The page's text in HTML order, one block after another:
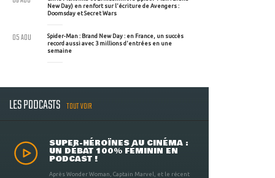
New Day) en renfort sur l'écriture de Avengers :
Doomsday et Secret Wars
Spider-Man : Brand New Day : en France, un succès
record aussi avec 3 millions d'entrées en une
semaine
05 AOU
LES PODCASTS TOUT VOIR
SUPER-HÉROÏNES AU CINÉMA :
UN DÉBAT 100% FÉMININ EN
PODCAST !
Après Wonder Woman, Captain Marvel, et le récent